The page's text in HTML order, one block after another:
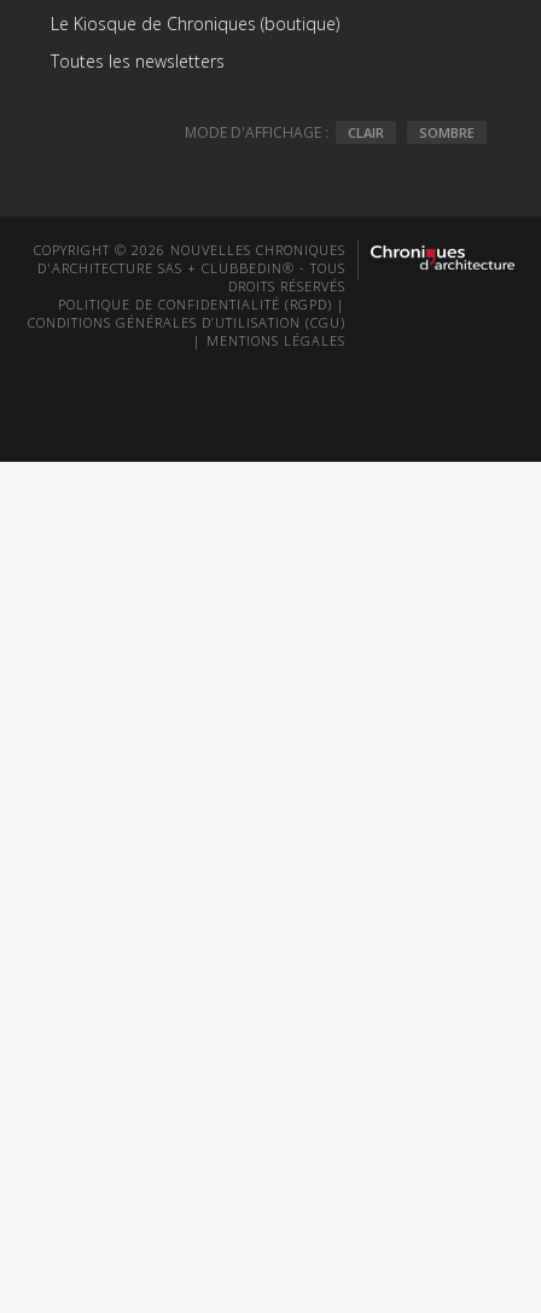
Le Kiosque de Chroniques (boutique)
Toutes les newsletters
MODE D'AFFICHAGE : CLAIR SOMBRE
COPYRIGHT © 2026 NOUVELLES CHRONIQUES
D'ARCHITECTURE SAS + CLUBBEDIN® - TOUS
DROITS RÉSERVÉS
POLITIQUE DE CONFIDENTIALITÉ (RGPD) |
CONDITIONS GÉNÉRALES D’UTILISATION (CGU)
| MENTIONS LÉGALES